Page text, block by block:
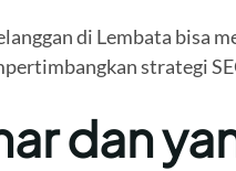
di Lembata bisa
strategi
dan